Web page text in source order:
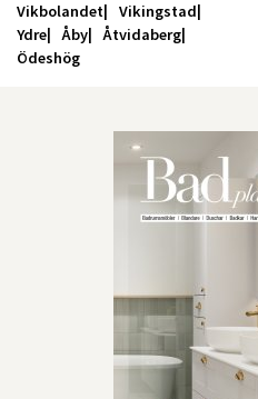
Vikbolandet
Vikingstad
Ydre
Åby
Åtvidaberg
Ödeshög